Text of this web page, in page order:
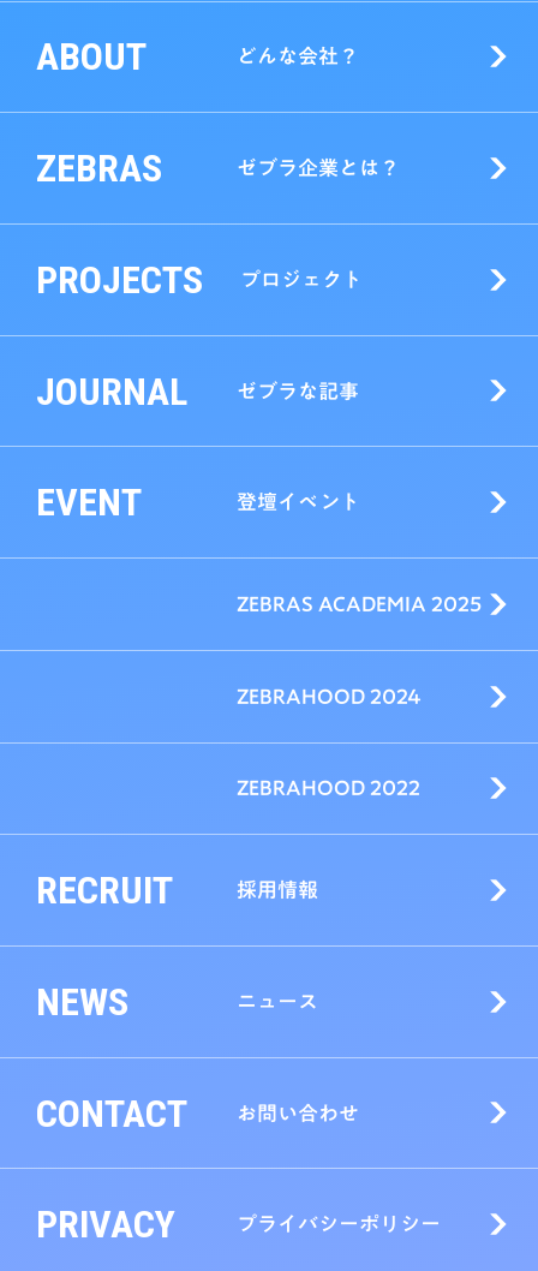
ABOUT どんな会社？
ZEBRAS ゼブラ企業とは？
PROJECTS プロジェクト
JOURNAL ゼブラな記事
EVENT 登壇イベント
ZEBRAS ACADEMIA 2025
ZEBRAHOOD 2024
ZEBRAHOOD 2022
RECRUIT 採用情報
NEWS ニュース
CONTACT お問い合わせ
PRIVACY プライバシーポリシー